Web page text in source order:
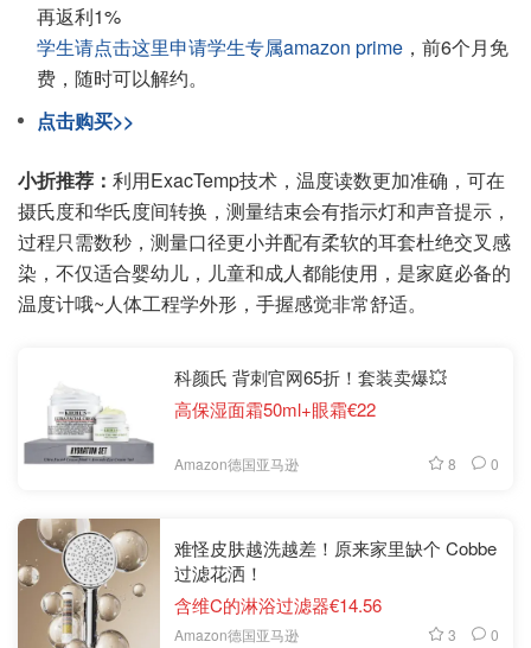
再返利1%
学生请点击这里申请学生专属amazon prime ，前6个月免
费，随时可以解约。
点击购买>>
小折推荐： 利用ExacTemp技术，温度读数更加准确，可在
摄氏度和华氏度间转换，测量结束会有指示灯和声音提示，
过程只需数秒，测量口径更小并配有柔软的耳套杜绝交叉感
染，不仅适合婴幼儿，儿童和成人都能使用，是家庭必备的
温度计哦~人体工程学外形，手握感觉非常舒适。
科颜氏 背刺官网65折！套装卖爆💥
高保湿面霜50ml+眼霜€22
Amazon德国亚马逊 8 0
难怪皮肤越洗越差！原来家里缺个 Cobbe
过滤花洒！
含维C的淋浴过滤器€14.56
Amazon德国亚马逊 3 0